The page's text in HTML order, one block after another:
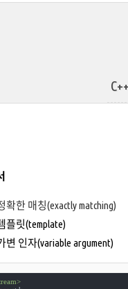
확한 매칭(exactly matching)
플릿(template)
변 인자(variable argument)